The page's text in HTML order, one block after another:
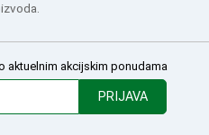
aktuelnim akcijskim ponudama
PRIJAVA